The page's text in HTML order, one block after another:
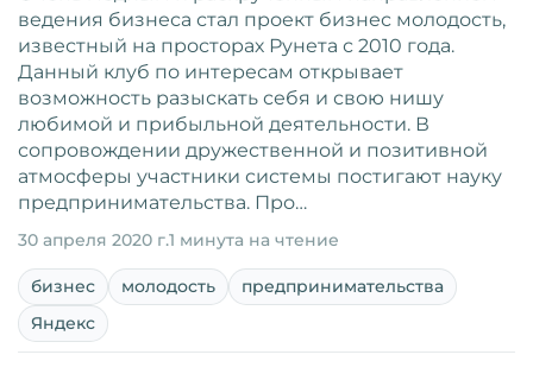
ведения бизнеса стал проект бизнес молодость,
известный на просторах Рунета с 2010 года.
Данный клуб по интересам открывает
возможность разыскать себя и свою нишу
любимой и прибыльной деятельности. В
сопровождении дружественной и позитивной
атмосферы участники системы постигают науку
предпринимательства. Про…
30 апреля 2020 г.1 минута на чтение
бизнес молодость
предпринимательства
Яндекс